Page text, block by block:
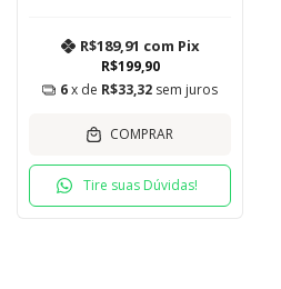
R$199,90
R$189,91 com Pix
6x de R$33,32 sem juros
COMPRAR
Tire suas Dúvidas!